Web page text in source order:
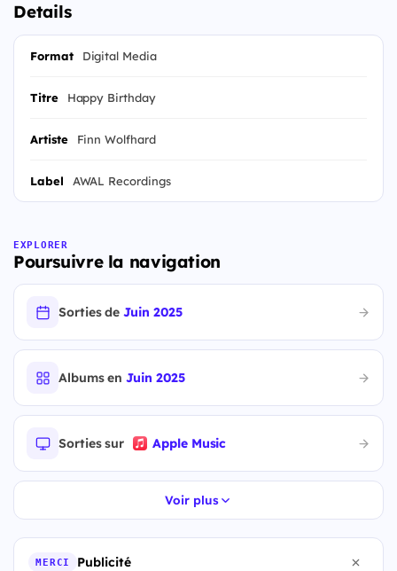
Details
Format Digital Media
Titre Happy Birthday
Artiste Finn Wolfhard
Label AWAL Recordings
EXPLORER
Poursuivre la navigation
Sorties deJuin 2025
Albums enJuin 2025
Sorties sur Apple Music
Voir plus
MERCI Publicité